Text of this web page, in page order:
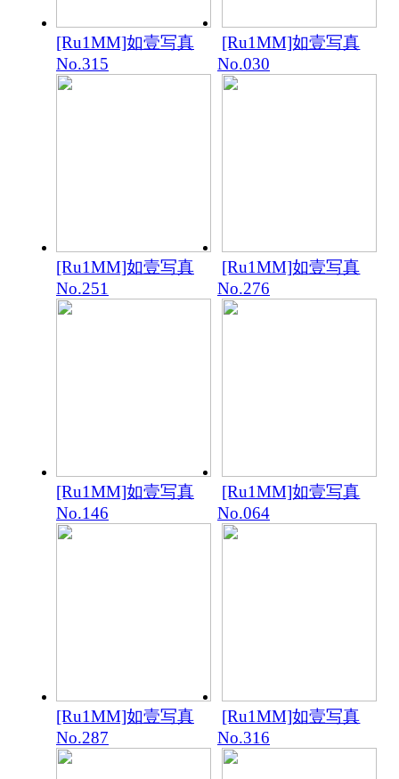
[Ru1MM]如壹写真
No.315
[Ru1MM]如壹写真
No.030
[Ru1MM]如壹写真
No.251
[Ru1MM]如壹写真
No.276
[Ru1MM]如壹写真
No.146
[Ru1MM]如壹写真
No.064
[Ru1MM]如壹写真
No.287
[Ru1MM]如壹写真
No.316